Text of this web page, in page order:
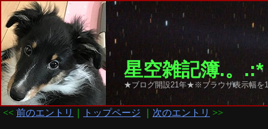
星空雑記簿.。
★ブログ開設21年★※ブラウザ表示幅を
<< 前のエントリ トップページ 次のエントリ >>